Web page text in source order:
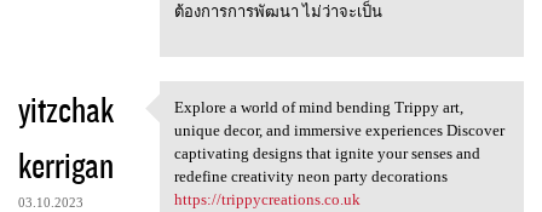
ต้องการการพัฒนา ไม่ว่าจะเป็น
yitzchak
kerrigan
03.10.2023
Explore a world of mind
Explore a world of mind bending Trippy art,
unique decor, and immersive experiences Discover
captivating designs that ignite your senses and
redefine creativity neon party decorations
https://trippycreations.co.uk